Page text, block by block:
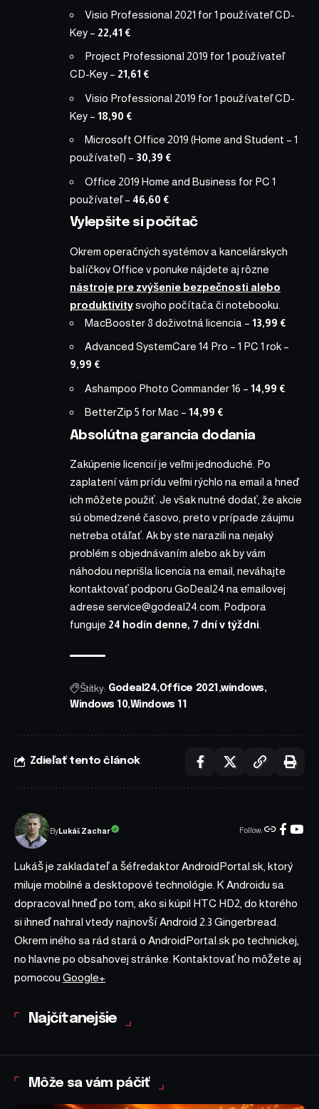
Visio Professional 2021 for 1 používateľ CD-
Key – 22,41 €
Project Professional 2019 for 1 používateľ
CD-Key – 21,61 €
Visio Professional 2019 for 1 používateľ CD-
Key – 18,90 €
Microsoft Office 2019 (Home and Student – 1
používateľ) – 30,39 €
Office 2019 Home and Business for PC 1
používateľ– 46,60 €
Vylepšite si počítač
Okrem operačných systémov a kancelárskych
balíčkov Office v ponuke nájdete aj rôzne
nástroje pre zvýšenie bezpečnosti alebo
produktivitysvojho počítača či notebooku.
MacBooster 8 doživotná licencia – 13,99 €
Advanced SystemCare 14 Pro – 1 PC 1 rok –
9,99 €
Ashampoo Photo Commander 16 – 14,99 €
BetterZip 5 for Mac – 14,99 €
Absolútna garancia dodania
Zakúpenie licencií je veľmi jednoduché. Po
zaplatení vám prídu veľmi rýchlo na email a hneď
ich môžete použiť. Je však nutné dodať, že akcie
sú obmedzené časovo, preto v prípade záujmu
netreba otáľať. Ak by ste narazili na nejaký
problém s objednávaním alebo ak by vám
náhodou neprišla licencia na email, neváhajte
kontaktovať podporu GoDeal24 na emailovej
adrese service@godeal24.com . Podpora
funguje 24 hodín denne, 7 dní v týždni
Štítky: Godeal24 Office 2021 windows
Windows 10 Windows 11
Zdieľať tento článok
ByLukáš Zachar Follow:
Lukáš je zakladateľ a šéfredaktor AndroidPortal.sk, ktorý
miluje mobilné a desktopové technológie. K Androidu sa
dopracoval hneď po tom, ako si kúpil HTC HD2, do ktorého
si ihneď nahral vtedy najnovší Android 2.3 Gingerbread.
Okrem iného sa rád stará o AndroidPortal.sk po technickej,
no hlavne po obsahovej stránke. Kontaktovať ho môžete aj
pomocou Google+
Najčítanejšie
Môže sa vám páčiť